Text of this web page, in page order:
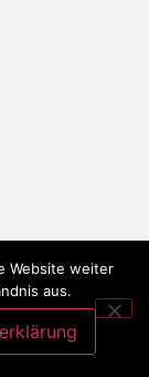
impressum
Website weiter
aus.